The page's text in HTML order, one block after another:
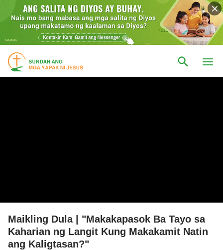
Maikling Dula | "Makakapasok Ba Tayo sa
Kaharian ng Langit Kung Makakamit Natin
ang Kaligtasan?"